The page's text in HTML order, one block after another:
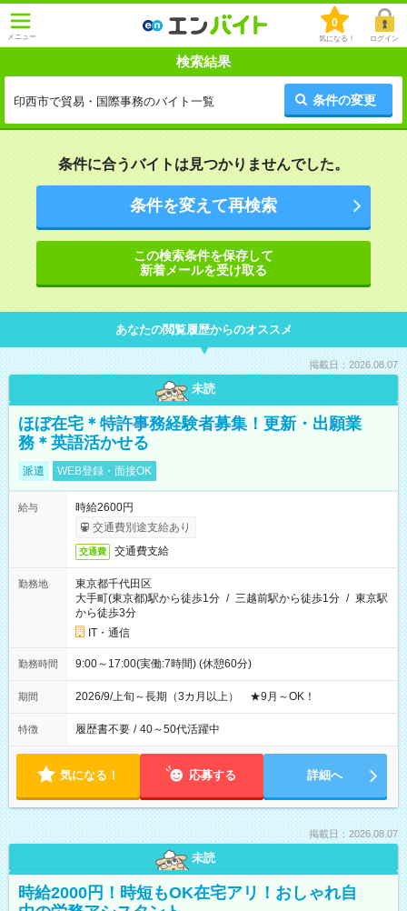
メニュー
0
気になる！ ログイン
検索結果
印西市で貿易・国際事務のバイト一覧 条件の変更
条件に合うバイトは見つかりませんでした。
条件を変えて再検索
この検索条件を保存して
新着メールを受け取る
あなたの閲覧履歴からのオススメ
掲載日：2026.08.07
未読
ほぼ在宅＊特許事務経験者募集！更新・出願業
務＊英語活かせる
派遣 WEB登録・面接OK
給与
時給2600円
交通費別途支給あり
交通費 交通費支給
勤務地
東京都千代田区
大手町(東京都)駅から徒歩1分 / 三越前駅から徒歩1分 / 東京駅
から徒歩3分
IT・通信
勤務時間 9:00～17:00(実働:7時間) (休憩60分)
期間 2026/9/上旬～長期（3カ月以上） ★9月～OK！
特徴 履歴書不要 / 40～50代活躍中
気になる！ 応募する 詳細へ
掲載日：2026.08.07
未読
時給2000円！時短もOK在宅アリ！おしゃれ自